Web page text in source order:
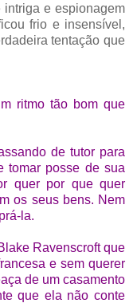
e espionagem
frio e insensível,
tentação que
ritmo tão bom que
de tutor para
tomar posse de sua
quer por que quer
os seus bens. Nem
la.
Ravenscroft que
e sem querer
de um casamento
que ela não conte